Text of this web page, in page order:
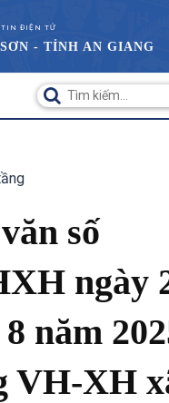
TIN ĐIỆN TỬ
- TỈNH AN GIANG
số
ngày
năm
VH-XH